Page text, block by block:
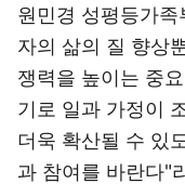
원민경 성평등가
자의 삶의 질 향상
쟁력을 높이는 중
기로 일과 가정이
더욱 확산될 수 있
과 참여를 바란다"